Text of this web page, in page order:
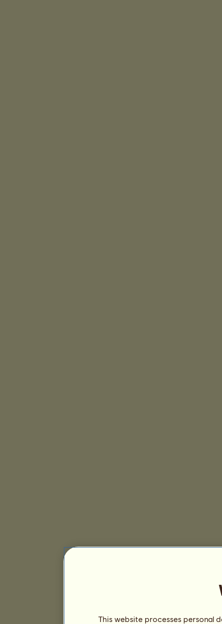
This website processes personal